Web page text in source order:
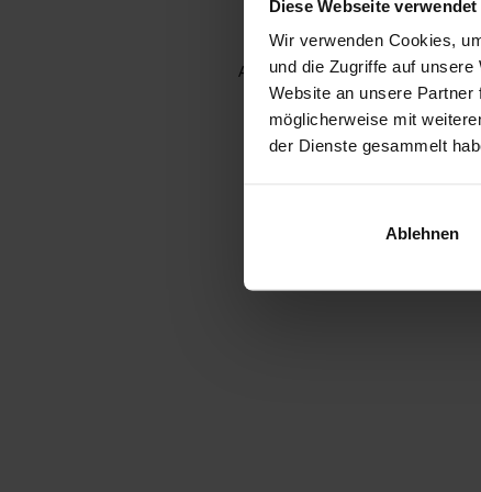
Diese Webseite
Wir verwenden Cookies,
und die Zugriffe auf
Website an unsere
möglicherweise mit
der Dienste gesammelt
Ablehnen
Application error: a client-side